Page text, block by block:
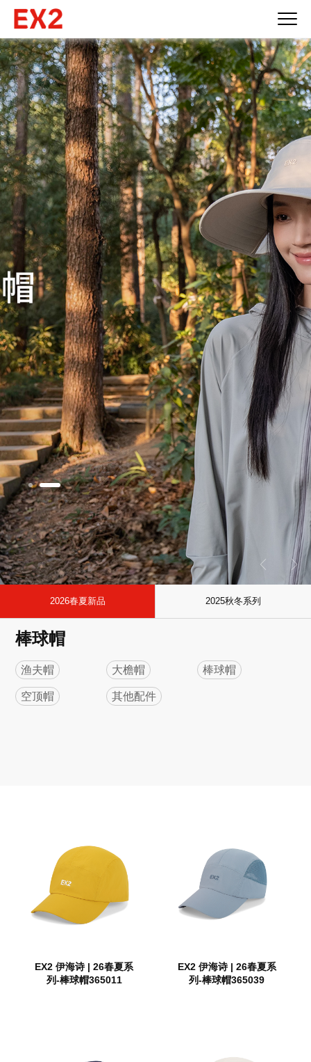
2026春夏新品 2025秋冬系列
棒球帽
渔夫帽 大檐帽 棒球帽
空顶帽 其他配件
EX2 伊海诗 | 26春夏系
列-棒球帽365011
EX2 伊海诗 | 26春夏系
列-棒球帽365039